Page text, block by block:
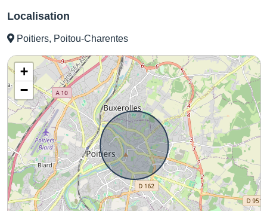
Localisation
Poitiers, Poitou-Charentes
+
−